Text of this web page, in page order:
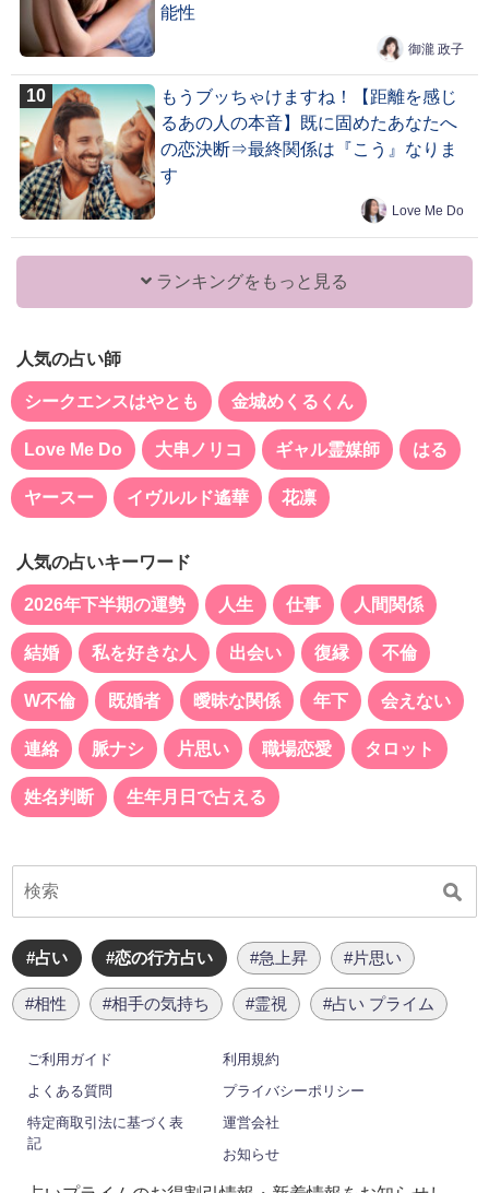
能性
御瀧 政子
もうブッちゃけますね！【距離を感じ
るあの人の本音】既に固めたあなたへ
の恋決断⇒最終関係は『こう』なりま
す
Love Me Do
ランキングをもっと見る
人気の占い師
シークエンスはやとも 金城めくるくん
Love Me Do 大串ノリコ ギャル霊媒師 はる
ヤースー イヴルルド遙華 花凛
人気の占いキーワード
2026年下半期の運勢 人生 仕事 人間関係
結婚 私を好きな人 出会い 復縁 不倫
W不倫 既婚者 曖昧な関係 年下 会えない
連絡 脈ナシ 片思い 職場恋愛 タロット
姓名判断 生年月日で占える
#占い #恋の行方占い #急上昇 #片思い
#相性 #相手の気持ち #霊視 #占い プライム
ご利用ガイド
利用規約
よくある質問
プライバシーポリシー
特定商取引法に基づく表
記
運営会社
お知らせ